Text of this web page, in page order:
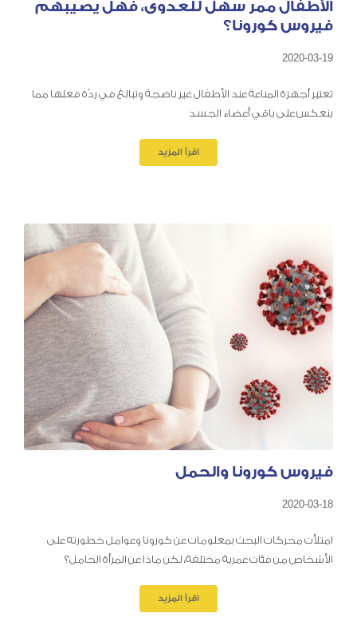
الأطفال ممر سهل للعدوى، فهل يصيبهم
فيروس كورونا؟
2020-03-19
تعتبر أجهزة المناعة عند الأطفال غير ناضجة وتبالغ في ردّة فعلها مما
ينعكس على باقي أعضاء الجسد
اقرأ المزيد
فيروس كورونا والحمل
2020-03-18
امتلأت محركات البحث بمعلومات عن كورونا وعوامل خطورته على
الأشخاص من فئات عمرية مختلفة، لكن ماذا عن المرأة الحامل؟
اقرأ المزيد